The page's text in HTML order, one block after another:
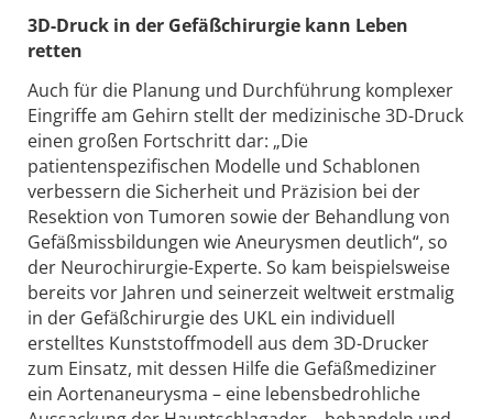
3D-Druck in der Gefäßchirurgie kann Leben
retten
Auch für die Planung und Durchführung komplexer
Eingriffe am Gehirn stellt der medizinische 3D-Druck
einen großen Fortschritt dar: „Die
patientenspezifischen Modelle und Schablonen
verbessern die Sicherheit und Präzision bei der
Resektion von Tumoren sowie der Behandlung von
Gefäßmissbildungen wie Aneurysmen deutlich“, so
der Neurochirurgie-Experte. So kam beispielsweise
bereits vor Jahren und seinerzeit weltweit erstmalig
in der Gefäßchirurgie des UKL ein individuell
erstelltes Kunststoffmodell aus dem 3D-Drucker
zum Einsatz, mit dessen Hilfe die Gefäßmediziner
ein Aortenaneurysma – eine lebensbedrohliche